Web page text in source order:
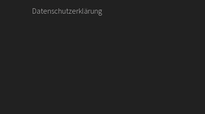
Datenschutzerklärung